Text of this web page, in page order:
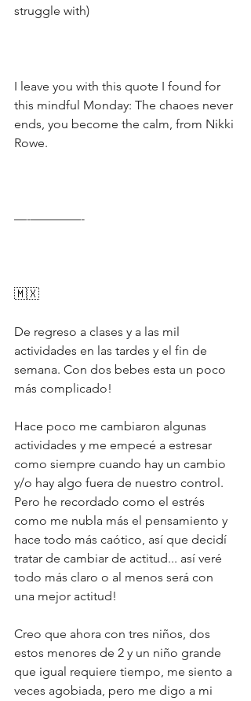
struggle with)
I leave you with this quote I found for
this mindful Monday: The chaoes never
ends, you become the calm, from Nikki
Rowe.
—-————-
🇲🇽
De regreso a clases y a las mil
actividades en las tardes y el fin de
semana. Con dos bebes esta un poco
más complicado!
Hace poco me cambiaron algunas
actividades y me empecé a estresar
como siempre cuando hay un cambio
y/o hay algo fuera de nuestro control.
Pero he recordado como el estrés
como me nubla más el pensamiento y
hace todo más caótico, así que decidí
tratar de cambiar de actitud... así veré
todo más claro o al menos será con
una mejor actitud!
Creo que ahora con tres niños, dos
estos menores de 2 y un niño grande
que igual requiere tiempo, me siento a
veces agobiada, pero me digo a mi